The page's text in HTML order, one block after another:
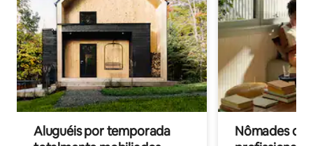
Aluguéis por temporada
Nômades